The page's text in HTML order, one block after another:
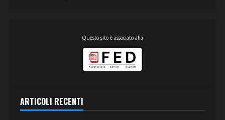
Questo sito è associato alla
ARTICOLI RECENTI